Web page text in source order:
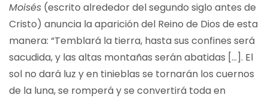
Moisés (escrito alrededor del segundo siglo antes de
Cristo) anuncia la aparición del Reino de Dios de esta
manera: “Temblará la tierra, hasta sus confines será
sacudida, y las altas montañas serán abatidas […]. El
sol no dará luz y en tinieblas se tornarán los cuernos
de la luna, se romperá y se convertirá toda en